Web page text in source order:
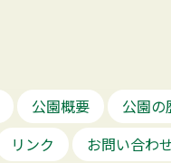
公園概要 公園の
リンク お問い合わ